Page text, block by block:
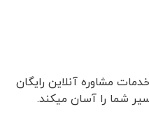
مشاوره آنلاین رایگان
شما را آسان میکند.